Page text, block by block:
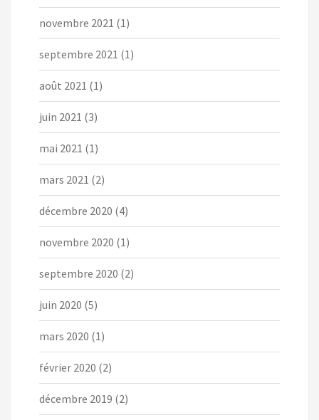
novembre 2021 (1)
septembre 2021 (1)
août 2021 (1)
juin 2021 (3)
mai 2021 (1)
mars 2021 (2)
décembre 2020 (4)
novembre 2020 (1)
septembre 2020 (2)
juin 2020 (5)
mars 2020 (1)
février 2020 (2)
décembre 2019 (2)